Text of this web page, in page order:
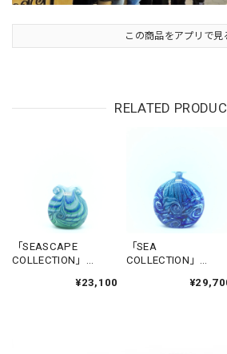
この商品をアプリで見
RELATED
「SEASCAPE
COLLECTION」
¥23,100
「SEA
COLLECTION」